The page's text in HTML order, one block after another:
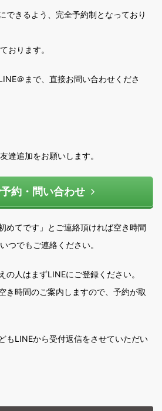
できるよう、完全予約制となっており
おります。
＠まで、直接お問い合わせくださ
達追加をお願いします。
約・問い合わせ
めてです」とご連絡頂ければ空き時間
つでもご連絡ください。
の人はまずLINEにご登録ください。
き時間のご案内しますので、予約が取
もLINEから受付返信をさせていただい